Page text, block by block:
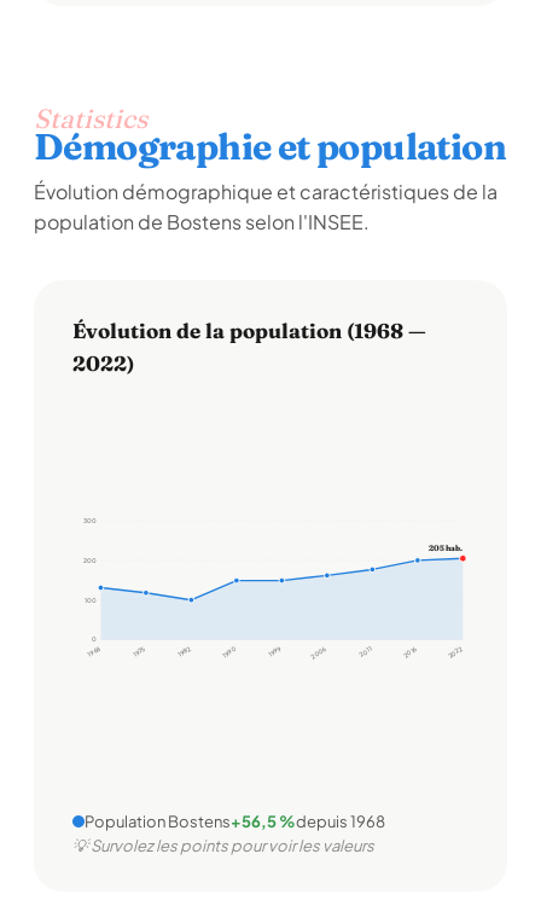
Statistics
Démographie et population
Évolution démographique et caractéristiques de la
population de Bostens selon l'INSEE.
Évolution de la population (1968 —
2022)
0
100
200
300
1968 1975 1982 1990 1999 2006 2011 2016 2022
205 hab.
Population Bostens+56,5 %depuis 1968
💡 Survolez les points pour voir les valeurs